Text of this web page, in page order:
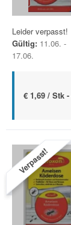
Leider verpasst!
Gültig: 11.06. -
17.06.
€ 1,69 / Stk -
Verpasst!